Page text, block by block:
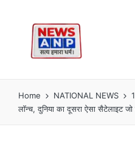
Home NATIONAL NEWS
लॉन्च, दुनिया का दूसरा ऐसा सैटेलाइट